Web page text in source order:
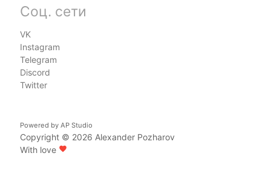
Соц. сети
VK
Instagram
Telegram
Discord
Twitter
Powered by AP Studio
Copyright © 2026 Alexander Pozharov
With love favorite